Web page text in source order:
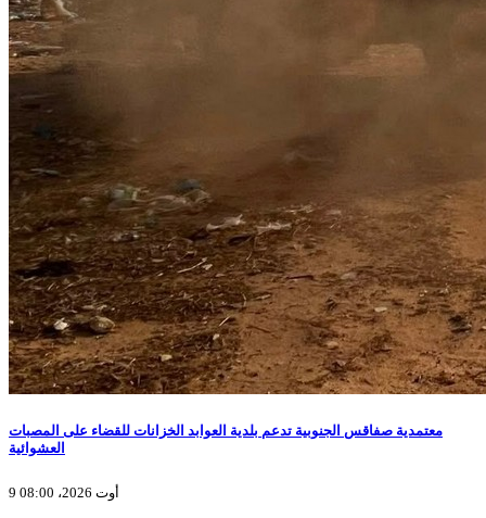
معتمدية صفاقس الجنوبية تدعم بلدية العوابد الخزانات للقضاء على المصبات
العشوائية
9 أوت 2026، 08:00